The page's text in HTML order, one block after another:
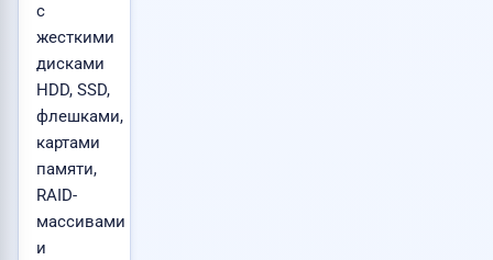
с
жесткими
дисками
HDD, SSD,
флешками,
картами
памяти,
RAID-
массивами
и